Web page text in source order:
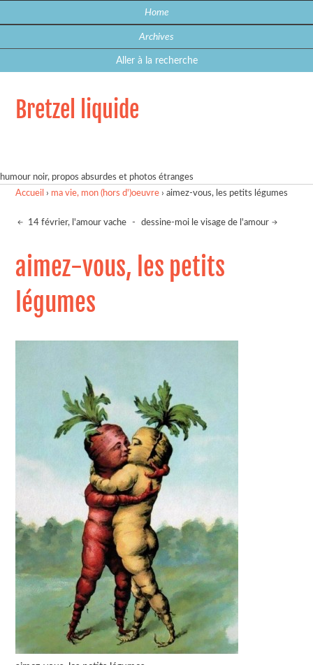
Home
Archives
Aller à la recherche
Bretzel liquide
humour noir, propos absurdes et photos étranges
Accueil › ma vie, mon (hors d')oeuvre ›aimez-vous, les petits légumes
14 février, l'amour vache - dessine-moi le visage de l'amour
aimez-vous, les petits
légumes